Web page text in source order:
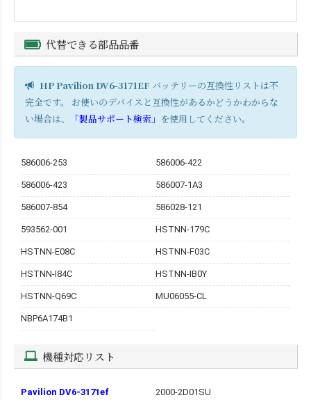
代替できる部品品番
HP Pavilion DV6-3171EF バッテリーの互換性リストは不
完全です。 お使いのデバイスと互換性があるかどうかわからな
い場合は、
「製品サポート検索」 を使用してください。
586006-253 586006-422
586006-423 586007-1A3
586007-854 586028-121
593562-001 HSTNN-179C
HSTNN-E08C HSTNN-F03C
HSTNN-I84C HSTNN-IB0Y
HSTNN-Q69C MU06055-CL
NBP6A174B1
機種対応リスト
Pavilion DV6-3171ef 2000-2D01SU